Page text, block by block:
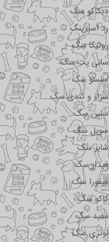
دیکاکو سگ
رد اسپرینگ
روتیکا سگ
سانی پت سگ
سنسو سگ
سزار و کندی سگ
سلبن سگ
سویل سگ
شایر سگ
فیدار سگ
فیفورا سگ
کاکو سگ
مفید سگ
نوتری سگ